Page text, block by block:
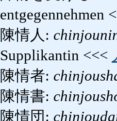
entgegennehmen
陳情人:
Supplikantin <<<
陳情者:
陳情書:
陳情団: